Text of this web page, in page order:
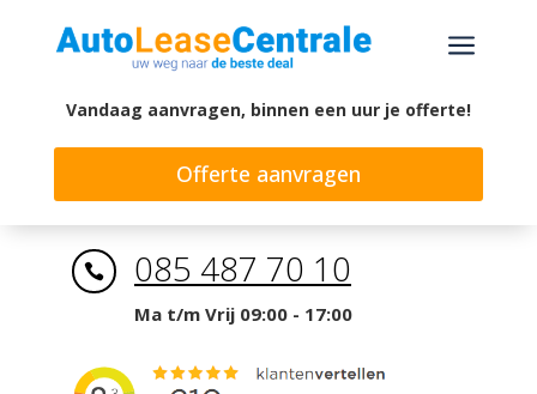
a
Vandaag aanvragen, binnen een uur je offerte!
Offerte aanvragen
 085 487 70 10
Ma t/m Vrij 09:00 - 17:00